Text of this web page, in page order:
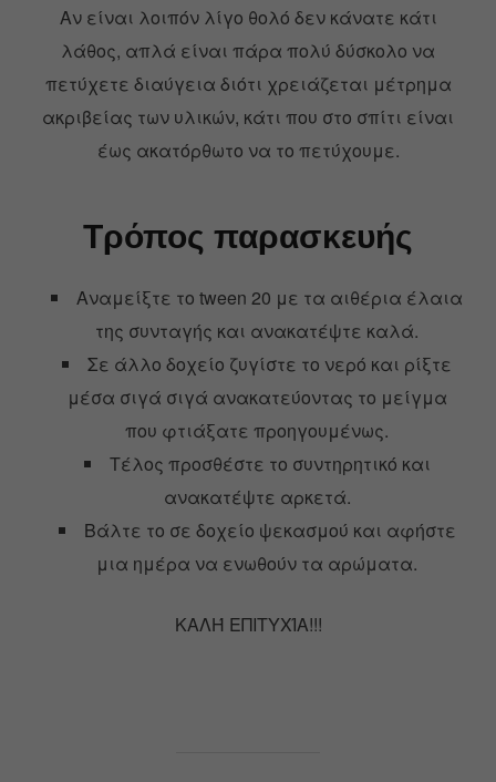
Αν είναι λοιπόν λίγο θολό δεν κάνατε κάτι
λάθος, απλά είναι πάρα πολύ δύσκολο να
πετύχετε διαύγεια διότι χρειάζεται μέτρημα
ακριβείας των υλικών, κάτι που στο σπίτι είναι
έως ακατόρθωτο να το πετύχουμε.
Τρόπος παρασκευής
Αναμείξτε το tween 20 με τα αιθέρια έλαια
της συνταγής και ανακατέψτε καλά.
Σε άλλο δοχείο ζυγίστε το νερό και ρίξτε
μέσα σιγά σιγά ανακατεύοντας το μείγμα
που φτιάξατε προηγουμένως.
Τέλος προσθέστε το συντηρητικό και
ανακατέψτε αρκετά.
Βάλτε το σε δοχείο ψεκασμού και αφήστε
μια ημέρα να ενωθούν τα αρώματα.
ΚΑΛΉ ΕΠΙΤΥΧΊΑ!!!